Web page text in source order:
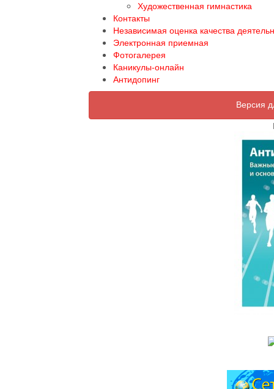
Художественная гимнастика
Контакты
Независимая оценка качества
Электронная приемная
Фотогалерея
Каникулы-онлайн
Антидопинг
Версия